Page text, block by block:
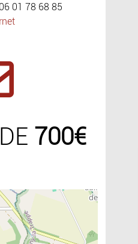
01 78 68 85
700€